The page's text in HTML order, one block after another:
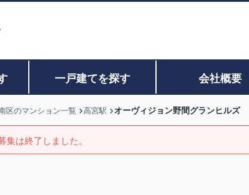
一戸建てを探す 会社概要
区のマンション一覧 高宮駅 オーヴィジョン野間グランヒルズ
集は終了しました。